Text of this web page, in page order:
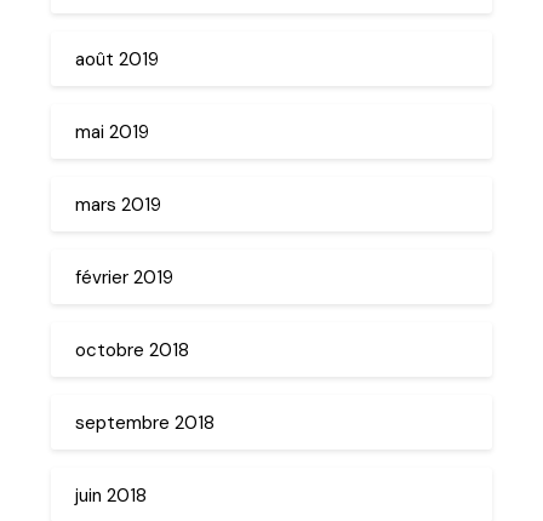
août 2019
mai 2019
mars 2019
février 2019
octobre 2018
septembre 2018
juin 2018